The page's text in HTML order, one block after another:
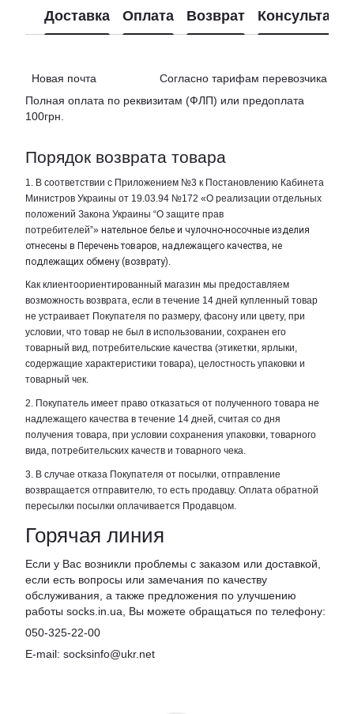
Доставка Оплата Возврат
Новая почта Согласно тарифам перевозчика
Полная оплата по реквизитам (ФЛП) или предоплата
100грн.
Порядок возврата товара
1. В соответствии с Приложением №3 к Постановлению Кабинета
Министров Украины от 19.03.94 №172 «О реализации отдельных
положений Закона Украины “О защите прав
потребителей”» нательное белье и чулочно-носочные изделия
отнесены в Перечень товаров, надлежащего качества, не
подлежащих обмену (возврату).
Как клиентоориентированный магазин мы предоставляем
возможность возврата, если в течение 14 дней купленный товар
не устраивает Покупателя по размеру, фасону или цвету, при
условии, что товар не был в использовании, сохранен его
товарный вид, потребительские качества (этикетки, ярлыки,
содержащие характеристики товара), целостность упаковки и
товарный чек.
2. Покупатель имеет право отказаться от полученного товара не
надлежащего качества в течение 14 дней, считая со дня
получения товара, при условии сохранения упаковки, товарного
вида, потребительских качеств и товарного чека.
3. В случае отказа Покупателя от посылки, отправление
возвращается отправителю, то есть продавцу. Оплата обратной
пересылки посылки оплачивается Продавцом.
Горячая линия
Если у Вас возникли проблемы с заказом или доставкой,
если есть вопросы или замечания по качеству
обслуживания, а также предложения по улучшению
работы socks.in.ua, Вы можете обращаться по телефону:
050-325-22-00
E-mail: socksinfo@ukr.net